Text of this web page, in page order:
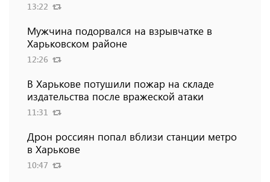
13:22
Мужчина подорвался на взрывчатке в
Харьковском районе
12:26
В Харькове потушили пожар на складе
издательства после вражеской атаки
11:31
Дрон россиян попал вблизи станции метро
в Харькове
10:47